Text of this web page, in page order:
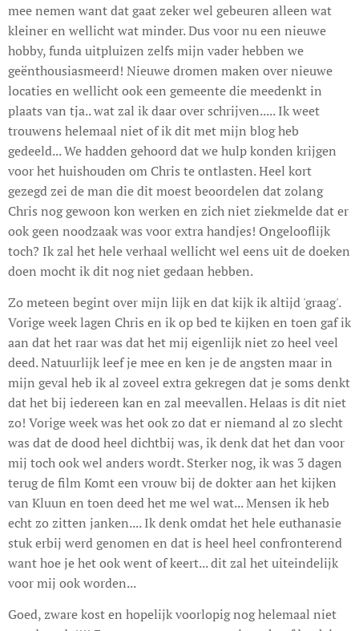
mee nemen want dat gaat zeker wel gebeuren alleen wat
kleiner en wellicht wat minder. Dus voor nu een nieuwe
hobby, funda uitpluizen zelfs mijn vader hebben we
geënthousiasmeerd! Nieuwe dromen maken over nieuwe
locaties en wellicht ook een gemeente die meedenkt in
plaats van tja.. wat zal ik daar over schrijven..... Ik weet
trouwens helemaal niet of ik dit met mijn blog heb
gedeeld... We hadden gehoord dat we hulp konden krijgen
voor het huishouden om Chris te ontlasten. Heel kort
gezegd zei de man die dit moest beoordelen dat zolang
Chris nog gewoon kon werken en zich niet ziekmelde dat er
ook geen noodzaak was voor extra handjes! Ongelooflijk
toch? Ik zal het hele verhaal wellicht wel eens uit de doeken
doen mocht ik dit nog niet gedaan hebben.
Zo meteen begint over mijn lijk en dat kijk ik altijd 'graag'.
Vorige week lagen Chris en ik op bed te kijken en toen gaf ik
aan dat het raar was dat het mij eigenlijk niet zo heel veel
deed. Natuurlijk leef je mee en ken je de angsten maar in
mijn geval heb ik al zoveel extra gekregen dat je soms denkt
dat het bij iedereen kan en zal meevallen. Helaas is dit niet
zo! Vorige week was het ook zo dat er niemand al zo slecht
was dat de dood heel dichtbij was, ik denk dat het dan voor
mij toch ook wel anders wordt. Sterker nog, ik was 3 dagen
terug de film Komt een vrouw bij de dokter aan het kijken
van Kluun en toen deed het me wel wat... Mensen ik heb
echt zo zitten janken.... Ik denk omdat het hele euthanasie
stuk erbij werd genomen en dat is heel heel confronterend
want hoe je het ook went of keert... dit zal het uiteindelijk
voor mij ook worden...
Goed, zware kost en hopelijk voorlopig nog helemaal niet